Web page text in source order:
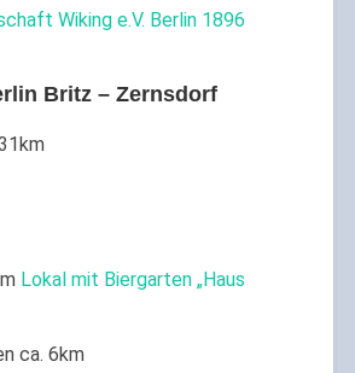
Wiking e.V. Berlin 1896
Britz – Zernsdorf
Lokal mit Biergarten „Haus
ca. 6km